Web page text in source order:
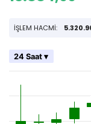
İŞLEM HACMİ:
24 Saat ▾